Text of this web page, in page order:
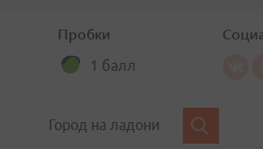
Пробки
1 балл
Город на ладони